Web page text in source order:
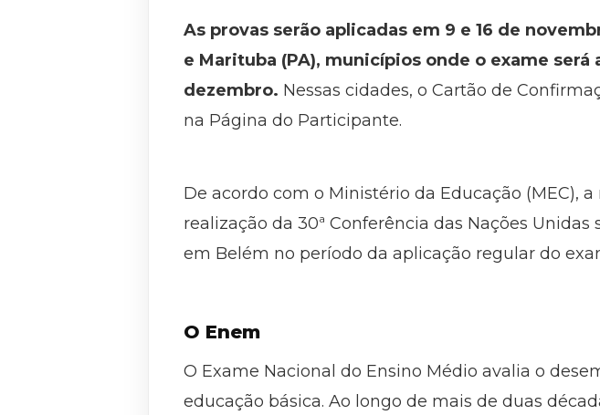
As provas serão aplicadas em 9 e 16 de
e Marituba (PA), municípios onde o exame
dezembro. Nessas cidades, o Cartão de
na Página do Participante.
De acordo com o Ministério da Educação (MEC),
realização da 30ª Conferência das Nações
em Belém no período da aplicação regular do
O Enem
O Exame Nacional do Ensino Médio avalia o
educação básica. Ao longo de mais de duas